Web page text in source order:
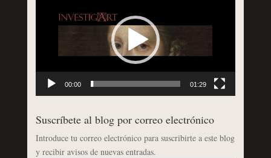
00:00 01:29
Suscríbete al blog por correo electrónico
Introduce tu correo electrónico para suscribirte a este blog
y recibir avisos de nuevas entradas.